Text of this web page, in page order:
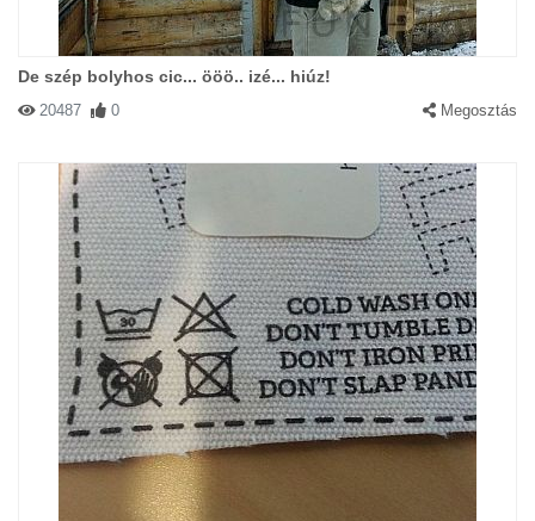
De szép bolyhos cic... ööö.. izé... hiúz!
20487 0 Megosztás